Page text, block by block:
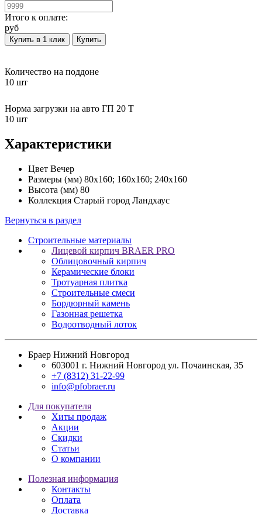
Итого к оплате:
руб
Купить в 1 клик Купить
Количество на поддоне
10 шт
Норма загрузки на авто ГП 20 Т
10 шт
Характеристики
Цвет Вечер
Размеры (мм) 80х160; 160х160; 240х160
Высота (мм) 80
Коллекция Старый город Ландхаус
Вернуться в раздел
Строительные материалы
Лицевой кирпич BRAER PRO
Облицовочный кирпич
Керамические блоки
Тротуарная плитка
Строительные смеси
Бордюрный камень
Газонная решетка
Водоотводный лоток
Браер Нижний Новгород
603001 г. Нижний Новгород ул. Почаинская, 35
+7 (8312) 31-22-99
info@pfobraer.ru
Для покупателя
Хиты продаж
Акции
Скидки
Статьи
О компании
Полезная информация
Контакты
Оплата
Доставка